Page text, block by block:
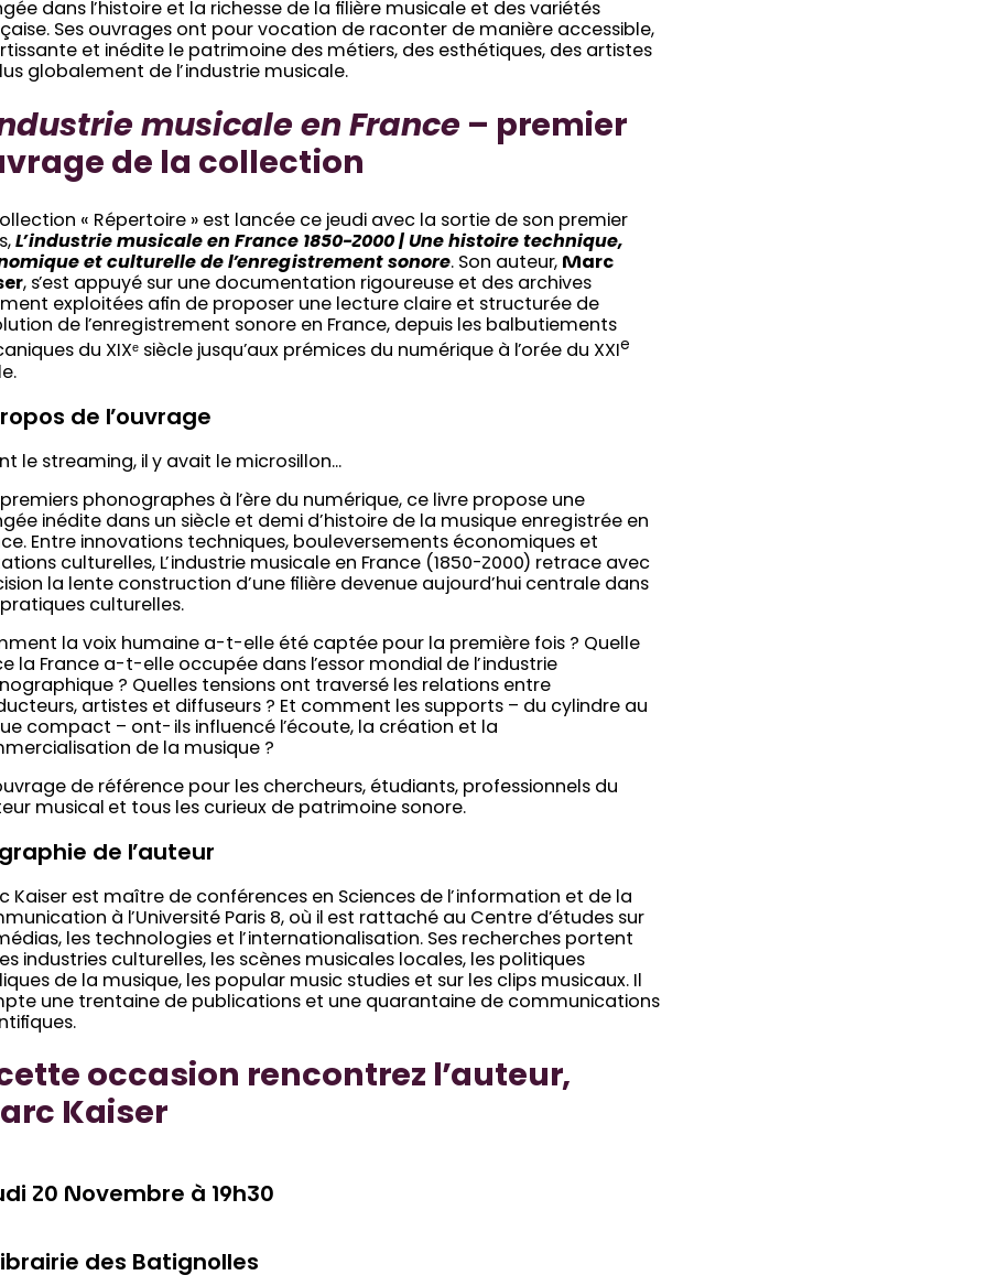
dans l’histoire et la richesse de la filière musicale et des variétés
Ses ouvrages ont pour vocation de raconter de manière accessible,
et inédite le patrimoine des métiers, des esthétiques, des artistes
globalement de l’industrie musicale.
musicale en France – premier
de la collection
« Répertoire » est lancée ce jeudi avec la sortie de son premier
L’industrie musicale en France 1850-2000 | Une histoire technique,
et culturelle de l’enregistrement sonore. Son auteur, Marc
, s’est appuyé sur une documentation rigoureuse et des archives
exploitées afin de proposer une lecture claire et structurée de
de l’enregistrement sonore en France, depuis les balbutiements
du XIXᵉ siècle jusqu’aux prémices du numérique à l’orée du XXIe
de l’ouvrage
le streaming, il y avait le microsillon…
premiers phonographes à l’ère du numérique, ce livre propose une
inédite dans un siècle et demi d’histoire de la musique enregistrée en
Entre innovations techniques, bouleversements économiques et
culturelles, L’industrie musicale en France (1850-2000) retrace avec
la lente construction d’une filière devenue aujourd’hui centrale dans
culturelles.
la voix humaine a-t-elle été captée pour la première fois ? Quelle
la France a-t-elle occupée dans l’essor mondial de l’industrie
? Quelles tensions ont traversé les relations entre
artistes et diffuseurs ? Et comment les supports – du cylindre au
compact – ont-ils influencé l’écoute, la création et la
de la musique ?
de référence pour les chercheurs, étudiants, professionnels du
musical et tous les curieux de patrimoine sonore.
de l’auteur
Kaiser est maître de conférences en Sciences de l’information et de la
à l’Université Paris 8, où il est rattaché au Centre d’études sur
les technologies et l’internationalisation. Ses recherches portent
industries culturelles, les scènes musicales locales, les politiques
de la musique, les popular music studies et sur les clips musicaux. Il
une trentaine de publications et une quarantaine de communications
occasion rencontrez l’auteur,
Kaiser
20 Novembre à 19h30
des Batignolles